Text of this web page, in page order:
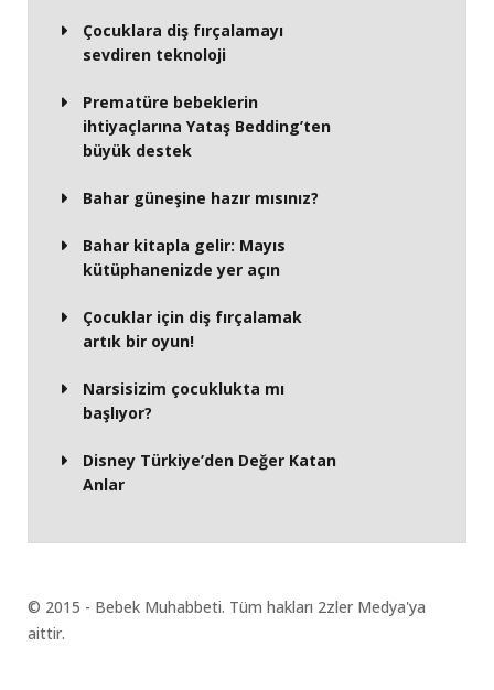
Çocuklara diş fırçalamayı
sevdiren teknoloji
Prematüre bebeklerin
ihtiyaçlarına Yataş Bedding’ten
büyük destek
Bahar güneşine hazır mısınız?
Bahar kitapla gelir: Mayıs
kütüphanenizde yer açın
Çocuklar için diş fırçalamak
artık bir oyun!
Narsisizim çocuklukta mı
başlıyor?
Disney Türkiye’den Değer Katan
Anlar
© 2015 - Bebek Muhabbeti. Tüm hakları 2zler Medya'ya
aittir.